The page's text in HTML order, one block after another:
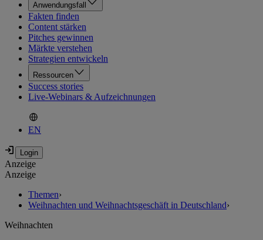
Anwendungsfall
Fakten finden
Content stärken
Pitches gewinnen
Märkte verstehen
Strategien entwickeln
Ressourcen
Success stories
Live-Webinars & Aufzeichnungen
EN
Anzeige
Anzeige
Themen›
Weihnachten und Weihnachtsgeschäft in Deutschland›
Weihnachten